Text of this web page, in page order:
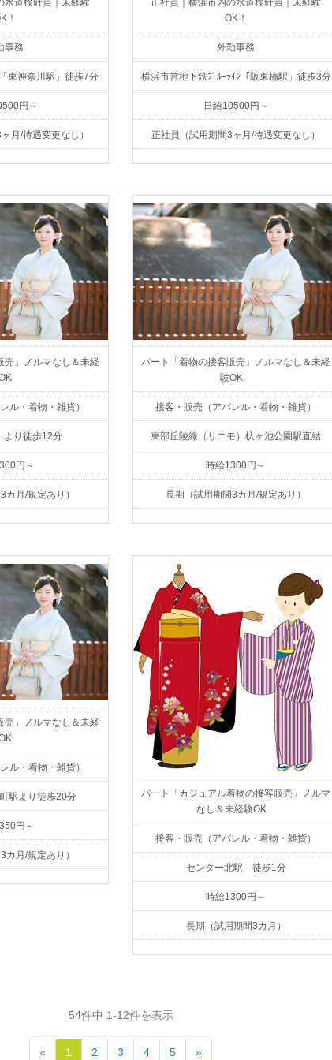
！
事務
東神奈川駅」徒歩7分
円～
月/待遇変更なし）
OK！
外勤事務
横浜市営地下鉄ﾌﾞﾙｰﾗｲﾝ「阪東橋駅」徒歩3分
日給10500円～
正社員（試用期間3ヶ月/待遇変更なし）
売」ノルマなし＆未経
ル・着物・雑貨）
り徒歩12分
円～
カ月/規定あり）
パート「着物の接客販売」ノルマなし＆未経
験OK
接客・販売（アパレル・着物・雑貨）
東部丘陵線（リニモ）杁ヶ池公園駅直結
時給1300円～
長期（試用期間3カ月/規定あり）
売」ノルマなし＆未経
ル・着物・雑貨）
駅より徒歩20分
円～
カ月/規定あり）
パート「カジュアル着物の接客販売」ノルマ
なし＆未経験OK
接客・販売（アパレル・着物・雑貨）
センター北駅 徒歩1分
時給1300円～
長期（試用期間3カ月）
54件中 1-12件を表示
« 1 2 3 4 5 »